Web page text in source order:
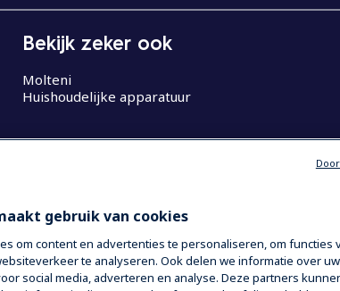
Bekijk zeker ook
Molteni
Huishoudelijke apparatuur
gebruik van cookies
om content en advertenties te personaliseren, om functies
te analyseren. Ook delen we informatie over
social media, adverteren en analyse. Deze partners